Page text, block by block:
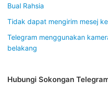
Bual Rahsia
Tidak dapat mengirim mesej
Telegram menggunakan
belakang
Hubungi Sokongan